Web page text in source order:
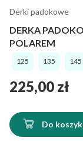
Derki padokowe
DERKA
POLAREM
125 135 145
Cena
225,00 zł
Do